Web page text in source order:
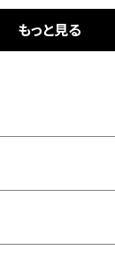
もっと見る